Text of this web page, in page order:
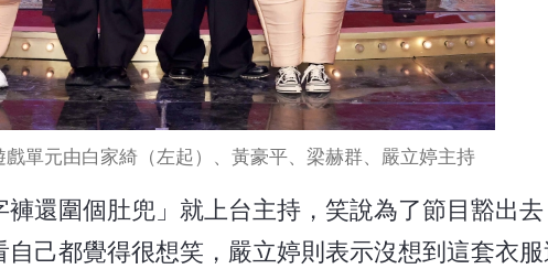
單元由白家綺（左起）、黃豪平、梁赫群、嚴立婷主持
還圍個肚兜」就上台主持，笑說為了節目豁出
己都覺得很想笑，嚴立婷則表示沒想到這套衣服